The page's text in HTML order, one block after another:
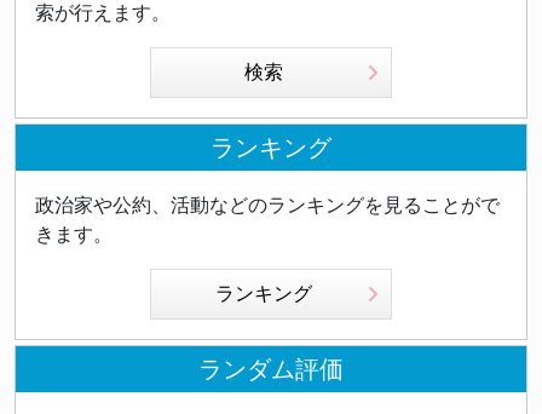
索が行えます。
検索
ランキング
政治家や公約、活動などのランキングを見ることがで
きます。
ランキング
ランダム評価